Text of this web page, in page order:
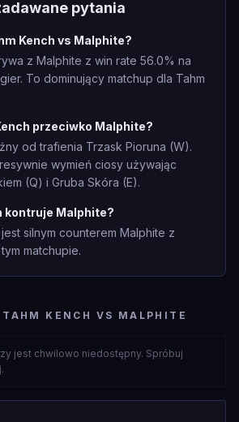
pytania
Kench vs Malphite?
z Malphite z win rate 56.0% na
To dominujący matchup dla Tahm
przeciwko Malphite?
od trafienia Trzask Pioruna (W).
wymień ciosy używając
(Q) i Gruba Skóra (E).
kontruje Malphite?
silnym counterem Malphite z
matchupie.
KENCH VS MALPHITE
jest chwilowo niedostępny. Spróbuj